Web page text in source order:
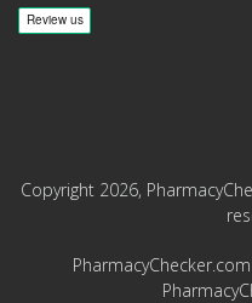
Copyright 2026,